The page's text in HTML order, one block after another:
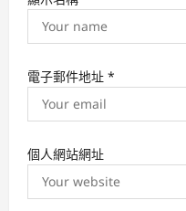
電子郵件地址 *
個人網站網址